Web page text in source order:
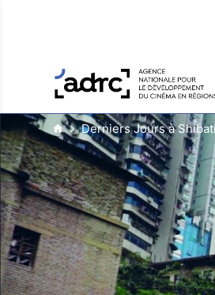
Derniers Jours à